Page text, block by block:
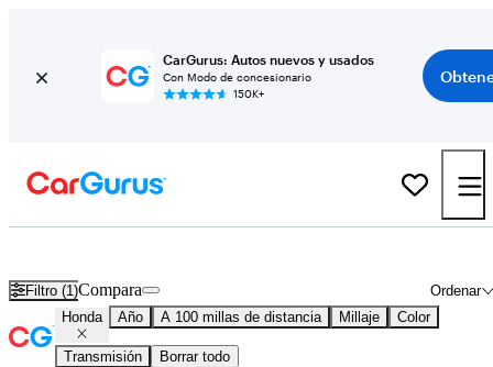
CarGurus: Autos nuevos y usados
Con Modo de concesionario
150K+
Filtro (1) Ordenar
Compara
Honda Año A 100 millas de distancia Millaje Color
Transmisión Borrar todo